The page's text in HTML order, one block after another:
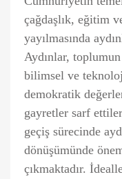
çağdaşlık, eğitim
yayılmasında
Aydınlar,
bilimsel ve
demokratik
gayretler sarf
geçiş sürecinde
dönüşümünde
çıkmaktadır.